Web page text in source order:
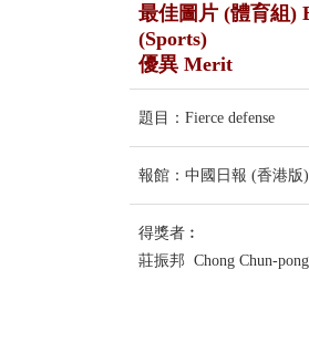
最佳圖片 (體育組)
(Sports)
優異 Merit
題目：Fierce defense
報館：中國日報 (香港版
得獎者︰
莊振邦 Chong Chun-pong